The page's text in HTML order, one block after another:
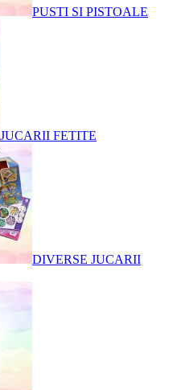
PUSTI SI PISTOALE
JUCARII FETITE
DIVERSE JUCARII